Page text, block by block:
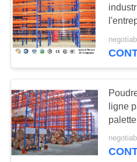
Drive-in
à palettes
ligne